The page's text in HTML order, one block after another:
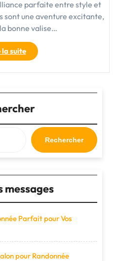
parfaite entre style et
sont une aventure excitante,
bonne valise…
la suite"La
perfection
du
:
les
valises
cabine
rigides
Delsey"
Rechercher
messages
Parfait pour Vos
pour Randonnée